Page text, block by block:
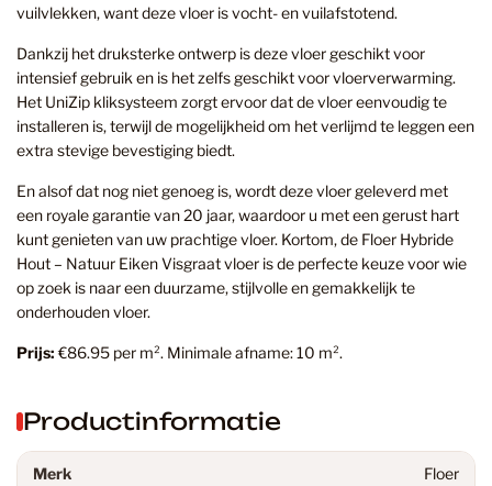
vuilvlekken, want deze vloer is vocht- en vuilafstotend.
Dankzij het druksterke ontwerp is deze vloer geschikt voor
intensief gebruik en is het zelfs geschikt voor vloerverwarming.
Het UniZip kliksysteem zorgt ervoor dat de vloer eenvoudig te
installeren is, terwijl de mogelijkheid om het verlijmd te leggen een
extra stevige bevestiging biedt.
En alsof dat nog niet genoeg is, wordt deze vloer geleverd met
een royale garantie van 20 jaar, waardoor u met een gerust hart
kunt genieten van uw prachtige vloer. Kortom, de Floer Hybride
Hout – Natuur Eiken Visgraat vloer is de perfecte keuze voor wie
op zoek is naar een duurzame, stijlvolle en gemakkelijk te
onderhouden vloer.
Prijs:€86.95 per m². Minimale afname: 10 m².
Productinformatie
Merk Floer